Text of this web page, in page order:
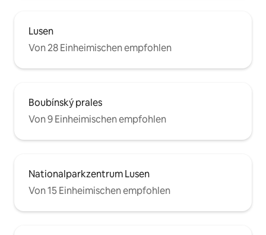
Lusen
Von 28 Einheimischen empfohlen
Boubínský prales
Von 9 Einheimischen empfohlen
Nationalparkzentrum Lusen
Von 15 Einheimischen empfohlen